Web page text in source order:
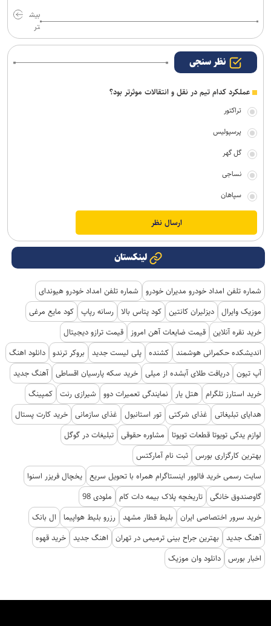
بیش
تر
نظر سنجی
عملکرد کدام تیم در نقل و انتقالات موثرتر بود؟
تراکتور
پرسپولیس
گل گهر
نساجی
سپاهان
لینکستان
شماره تلفن امداد خودرو مدیران خودرو
شماره تلفن امداد خودرو هیوندای
موزیک وایرال دیزلیران کانتین کود پتاس بالا رسانه رپاپ
کود مایع مرغی
خرید نقره آنلاین قیمت ضایعات آهن امروز قیمت ترازو دیجیتال
اندیشکده حکمرانی هوشمند
کشنده پلی لیست جدید بروکر ترندو دانلود اهنگ
آپ تیون دریافت طلای آبشده از میلی خرید سکه پارسیان اقساطی
آهنگ جدید
خرید استارز تلگرام هتل یار نمایندگی تعمیرات دوو شیرازی رنت
کمپینگ
هدایای تبلیغاتی
غذای شرکتی تور استانبول غذای سازمانی خرید کارت پستال
لوازم یدکی تویوتا قطعات تویوتا
مشاوره حقوقی تبلیغات در گوگل
بهترین کارگزاری بورس ثبت نام آمارکتس
سایت رسمی خرید فالوور اینستاگرام همراه با تحویل سریع یخچال فریزر اسنوا
گاوصندوق خانگی تاریخچه پلاک بیمه دات کام
ملودی 98
خرید سرور اختصاصی ایران
بلیط قطار مشهد رزرو بلیط هواپیما
ال بانک
آهنگ جدید
بهترین جراح بینی ترمیمی در تهران اهنگ جدید خرید قهوه
اخبار بورس دانلود وان موزیک